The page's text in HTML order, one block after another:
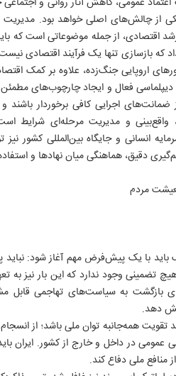
از چالش‌های اصلی خواهد بود.
اقتصادی، از جمله موضوعاتی است که
بازسازی تنها یک فرآیند اقتصادی
اروپایی جنگ‌زده، علاوه بر کمک
دیپلماسی فعال و ایجاد چارچوب‌های
ضمانت‌های اجرایی کافی برخوردار
و مدیریت مرحله‌ای شرایط
انسانی و جایگاه بین‌المللی
دقیق، هماهنگی میان نهادها و
مردم
با یک پیش‌فرض مهم آغاز شود: نباید
تضمینی وجود ندارد که این بار نیز به
بازگشت به سیاست‌های تهاجمی قابل
دهد.
تقویت همه‌جانبه توان ملی باشد؛ از
عمومی در داخل و خارج از کشور. ایران
منافع ملی دفاع کند.
۱